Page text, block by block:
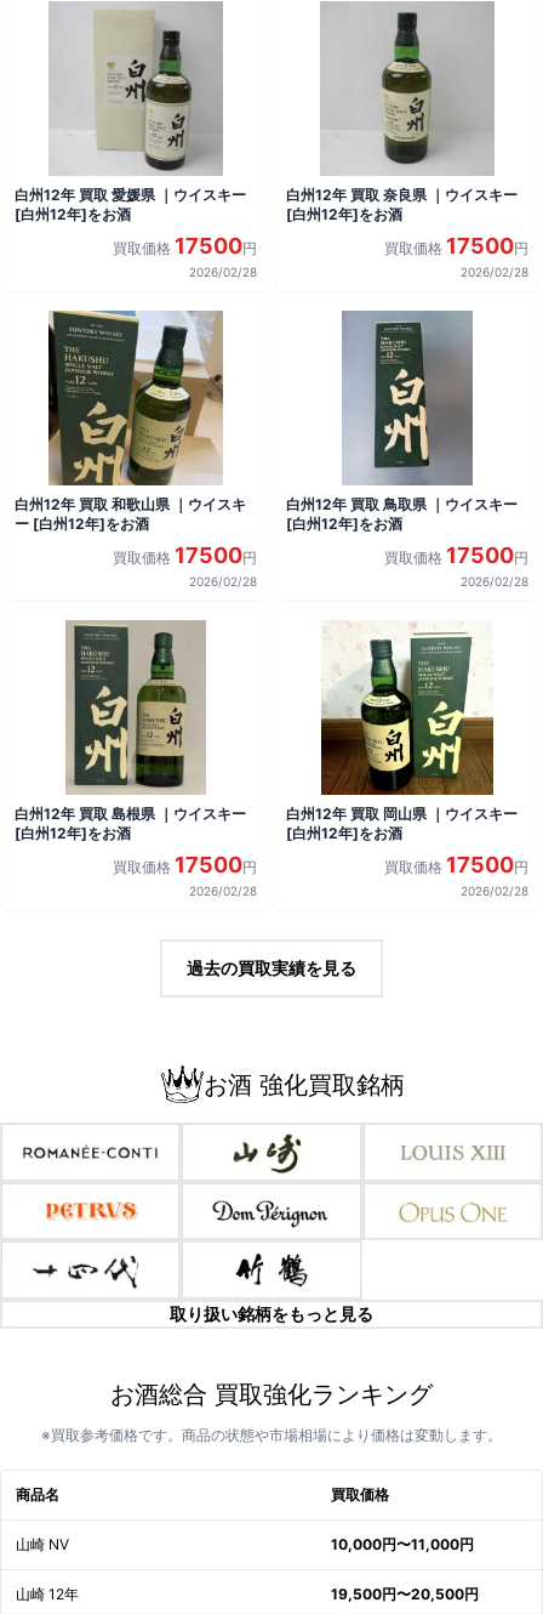
白州12年 買取 愛媛県 ｜ウイスキー
[白州12年]をお酒
買取価格 17500円
2026/02/28
白州12年 買取 奈良県 ｜ウイスキー
[白州12年]をお酒
買取価格 17500円
2026/02/28
白州12年 買取 和歌山県 ｜ウイスキ
ー [白州12年]をお酒
買取価格 17500円
2026/02/28
白州12年 買取 鳥取県 ｜ウイスキー
[白州12年]をお酒
買取価格 17500円
2026/02/28
白州12年 買取 島根県 ｜ウイスキー
[白州12年]をお酒
買取価格 17500円
2026/02/28
白州12年 買取 岡山県 ｜ウイスキー
[白州12年]をお酒
買取価格 17500円
2026/02/28
過去の買取実績を見る
お酒 強化買取銘柄
取り扱い銘柄をもっと見る
お酒総合 買取強化ランキング
※買取参考価格です。商品の状態や市場相場により価格は変動します。
商品名 買取価格
山崎 NV 10,000円〜11,000円
山崎 12年 19,500円〜20,500円